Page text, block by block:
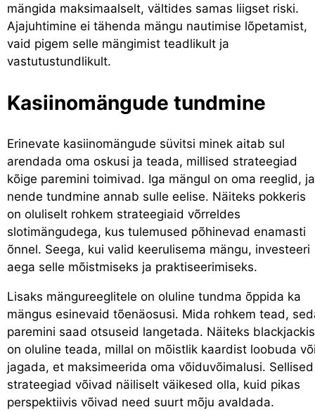
mängida maksimaalselt, vältides samas liigset riski.
Ajajuhtimine ei tähenda mängu nautimise lõpetamist,
vaid pigem selle mängimist teadlikult ja
vastutustundlikult.
Kasiinomängude tundmine
Erinevate kasiinomängude süvitsi minek aitab sul
arendada oma oskusi ja teada, millised strateegiad
kõige paremini toimivad. Iga mängul on oma reeglid, ja
nende tundmine annab sulle eelise. Näiteks pokkeris
on oluliselt rohkem strateegiaid võrreldes
slotimängudega, kus tulemused põhinevad enamasti
õnnel. Seega, kui valid keerulisema mängu, investeeri
aega selle mõistmiseks ja praktiseerimiseks.
Lisaks mängureeglitele on oluline tundma õppida ka
mängus esinevaid tõenäosusi. Mida rohkem tead,
paremini saad otsuseid langetada. Näiteks blackjackis
on oluline teada, millal on mõistlik kaardist loobuda
jagada, et maksimeerida oma võiduvõimalusi. Sellised
strateegiad võivad näiliselt väikesed olla, kuid pikas
perspektiivis võivad need suurt mõju avaldada.